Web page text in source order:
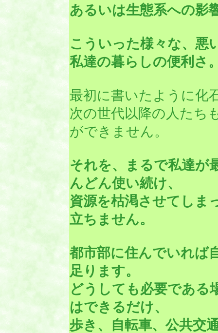
あるいは生態系への影
こういった様々な、悪
私達の暮らしの便利さ
最初に書いたように化
次の世代以降の人たち
ができません。
それを、まるで私達が
んどん使い続け、
資源を枯渇させてしま
立ちません。
都市部に住んでいれば
足ります。
どうしても必要である
はできるだけ、
歩き、自転車、公共交